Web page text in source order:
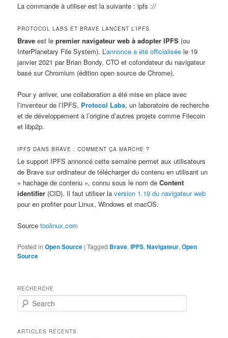
La commande à utiliser est la suivante : ipfs ://
PROTOCOL LABS ET BRAVE LANCENT L’IPFS
Brave est lepremier navigateur web à adopter IPFS (ou
InterPlanetary File System). L’annonce a été officialisée le 19
janvier 2021 par Brian Bondy, CTO et cofondateur du navigateur
basé sur Chromium (édition open source de Chrome).
Pour y arriver, une collaboration a été mise en place avec
l’inventeur de l’IPFS, Protocol Labs, un laboratoire de recherche
et de développement à l’origine d’autres projets comme Filecoin
et libp2p.
IPFS DANS BRAVE : COMMENT ÇA MARCHE ?
Le support IPFS annoncé cette semaine permet aux utilisateurs
de Brave sur ordinateur de télécharger du contenu en utilisant un
« hachage de contenu », connu sous le nom deContent
identifier (CID). Il faut utiliser laversion 1.19 du navigateur web
pour en profiter pour Linux, Windows et macOS.
Sourcetoolinux.com
Posted in Open Source |Tagged Brave,IPFS,Navigateur,Open
Source
RECHERCHE
e
r
ARTICLES RÉCENTS